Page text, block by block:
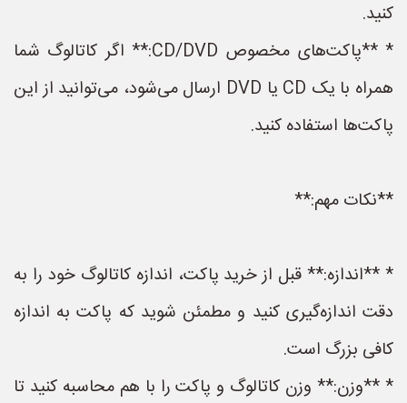
کنید.
* **پاکت‌های مخصوص CD/DVD:** اگر کاتالوگ شما
همراه با یک CD یا DVD ارسال می‌شود، می‌توانید از این
پاکت‌ها استفاده کنید.
**نکات مهم:**
* **اندازه:** قبل از خرید پاکت، اندازه کاتالوگ خود را به
دقت اندازه‌گیری کنید و مطمئن شوید که پاکت به اندازه
کافی بزرگ است.
* **وزن:** وزن کاتالوگ و پاکت را با هم محاسبه کنید تا